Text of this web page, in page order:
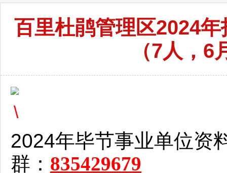
百里杜鹃管理区2024
（7人，
2024年毕节事业单位资
群： 835429679